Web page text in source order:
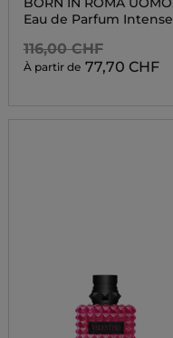
INTENSE
Eau de Parfum Intense
116,00 CHF
À partir de 77,70 CHF